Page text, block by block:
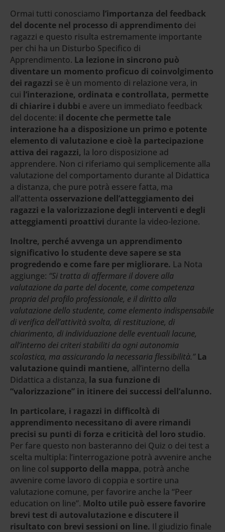
Ormai tutti conosciamo l’importanza del feedback
del docente nel processo di apprendimento dei
ragazzi e questo risulta estremamente importante
per chi ha un Disturbo Specifico di
Apprendimento. La lezione in sincrono può
diventare un momento proficuo di coinvolgimento
dei ragazzi se è un momento di relazione vera, in
cui l’interazione, ordinata e controllata, permette
di chiarire i dubbi e avere un immediato feedback
del docente: il docente che permette tale
interazione ha a disposizione un primo e potente
elemento di valutazione e cioè la partecipazione
attiva dei ragazzi, la loro disposizione ad
apprendere. Non ci riferiamo qui semplicemente alla
valutazione del comportamento durante al Didattica
a distanza, che pure potrà essere fatta, ma
all’attenta osservazione dell’atteggiamento dei
ragazzi e la valorizzazione degli interventi e degli
atteggiamenti proattivi durante la video-lezione.
Inoltre, perché avvenga un apprendimento
significativo lo studente deve sapere se sta
progredendo e come fare per migliorare. La Nota
aggiunge: “Si tratta di affermare il dovere alla
valutazione da parte del docente, come competenza
propria del profilo professionale, e il diritto alla
valutazione dello studente, come elemento indispensabile
di verifica dell’attività svolta, di restituzione, di
chiarimento, di individuazione delle eventuali lacune,
all’interno dei criteri stabiliti da ogni autonomia
scolastica, ma assicurando la necessaria flessibilità.” La
valutazione quindi mantiene, all’interno della
Didattica a distanza, la sua funzione di
“valorizzazione” in itinere dei successi dell’alunno.
In particolare, i ragazzi in difficoltà di
apprendimento necessitano di avere rimandi
precisi su punti di forza e criticità del loro studio.
Per fare questo non basteranno dei Quiz o dei test a
scelta multipla: l’interrogazione potrà avvenire anche
on line col supporto della mappa, potrà anche
avvenire come lavoro di coppia e sortire una
valutazione comune, per favorire anche la “Peer
education on line”. Molto utile può essere favorire
brevi test di autovalutazione e discutere il
risultato con brevi sessioni on line. Il giudizio finale